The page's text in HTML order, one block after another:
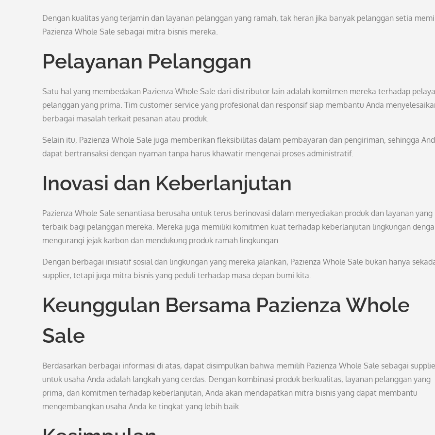
Dengan kualitas yang terjamin dan layanan pelanggan yang ramah, tak heran jika banyak pelanggan setia
Pazienza Whole Sale sebagai mitra bisnis mereka.
Pelayanan Pelanggan
Satu hal yang membedakan Pazienza Whole Sale dari distributor lain adalah komitmen mereka terhadap
pelanggan yang prima. Tim customer service yang profesional dan responsif siap membantu Anda
berbagai masalah terkait pesanan atau produk.
Selain itu, Pazienza Whole Sale juga memberikan fleksibilitas dalam pembayaran dan pengiriman, sehingga
dapat bertransaksi dengan nyaman tanpa harus khawatir mengenai proses administratif.
Inovasi dan Keberlanjutan
Pazienza Whole Sale senantiasa berusaha untuk terus berinovasi dalam menyediakan produk dan layanan yang
terbaik bagi pelanggan mereka. Mereka juga memiliki komitmen kuat terhadap keberlanjutan lingkungan
mengurangi jejak karbon dan mendukung produk ramah lingkungan.
Dengan berbagai inisiatif sosial dan lingkungan yang mereka jalankan, Pazienza Whole Sale bukan hanya
supplier, tetapi juga mitra bisnis yang peduli terhadap masa depan bumi kita.
Keunggulan Bersama Pazienza Whole
Sale
Berdasarkan berbagai informasi di atas, dapat disimpulkan bahwa memilih Pazienza Whole Sale sebagai
untuk usaha Anda adalah langkah yang cerdas. Dengan kombinasi produk berkualitas, layanan pelanggan yang
prima, dan komitmen terhadap keberlanjutan, Anda akan mendapatkan mitra bisnis yang dapat membantu
mengembangkan usaha Anda ke tingkat yang lebih baik.